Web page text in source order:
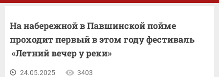
На набережной в Павшинской пойме
проходит первый в этом году фестиваль
«Летний вечер у реки»
24.05.2025 3403